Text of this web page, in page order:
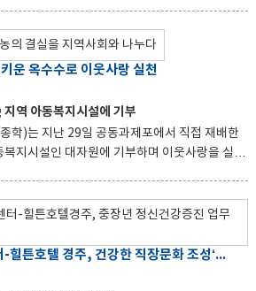
민 체감도, 확산 가능성 등을 종합적으로 평가해
이들은 황성공원 도시바람길숲과 APEC 국가상
공간을 제공한 공로를 인정받았다. 개인 부
우처 제도를 운영
운 옥수수로 이웃사랑 실천
역 아동복지시설에 기부
학)는 지난 29일 공동과제포에서 직접 재배한
지시설인 대자원에 기부하며 이웃사랑을 실천
며, 나눔의 결실을 거뒀다. 공동과제포는
과 협동심, 공동체 의식 함양을 위한 교육‧실
우
동 영농활동과 지역사회 봉사를 이어가고 있
경주시정신건강복지센터-힐튼호텔 경주, 건강한 직장문화 조성‘맞손’